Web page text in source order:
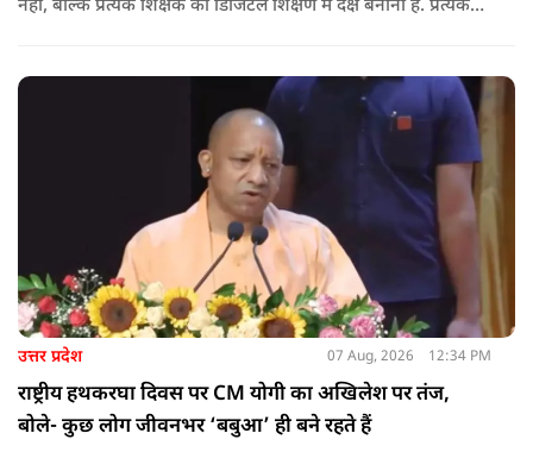
नहीं, बल्कि प्रत्येक शिक्षक को डिजिटल शिक्षण में दक्ष बनाना है. प्रत्येक
उत्तर प्रदेश 07 Aug, 2026 12:34 PM
राष्ट्रीय हथकरघा दिवस पर CM योगी का अखिलेश पर तंज,
बोले- कुछ लोग जीवनभर ‘बबुआ’ ही बने रहते हैं